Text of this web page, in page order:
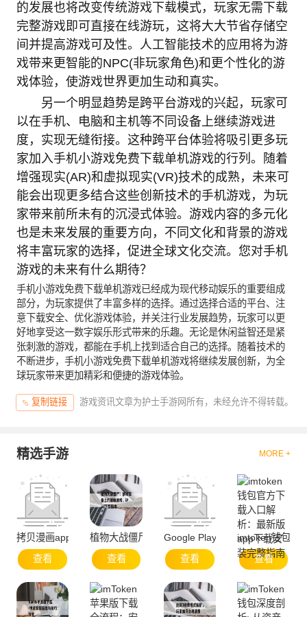
的发展也将改变传统游戏下载模式，玩家无需下载
完整游戏即可直接在线游玩，这将大大节省存储空
间并提高游戏可及性。人工智能技术的应用将为游
戏带来更智能的NPC(非玩家角色)和更个性化的游
戏体验，使游戏世界更加生动和真实。
另一个明显趋势是跨平台游戏的兴起，玩家可
以在手机、电脑和主机等不同设备上继续游戏进
度，实现无缝衔接。这种跨平台体验将吸引更多玩
家加入手机小游戏免费下载单机游戏的行列。随着
增强现实(AR)和虚拟现实(VR)技术的成熟，未来可
能会出现更多结合这些创新技术的手机游戏，为玩
家带来前所未有的沉浸式体验。游戏内容的多元化
也是未来发展的重要方向，不同文化和背景的游戏
将丰富玩家的选择，促进全球文化交流。您对手机
游戏的未来有什么期待？
手机小游戏免费下载单机游戏已经成为现代移动娱乐的重要组成
部分，为玩家提供了丰富多样的选择。通过选择合适的平台、注
意下载安全、优化游戏体验，并关注行业发展趋势，玩家可以更
好地享受这一数字娱乐形式带来的乐趣。无论是休闲益智还是紧
张刺激的游戏，都能在手机上找到适合自己的选择。随着技术的
不断进步，手机小游戏免费下载单机游戏将继续发展创新，为全
球玩家带来更加精彩和便捷的游戏体验。
复制链接 游戏资讯文章为护士手游网所有，未经允许不得转载。
精选手游 MORE +
拷贝漫画app官方网站-便捷服务与资源聚合
查看
植物大战僵尸：移动设备上的策略游戏，iPad下载
查看
Google Play官方下载与安全使用
查看
imtoken钱包官
查看